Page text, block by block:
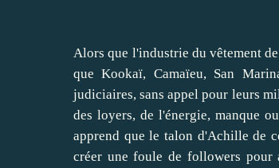
Alors que l'industrie du vêtement
que Kookaï, Camaïeu, San
judiciaires, sans appel pour leurs
des loyers, de l'énergie, manque
apprend que le talon d'Achille de
créer une foule de followers pour